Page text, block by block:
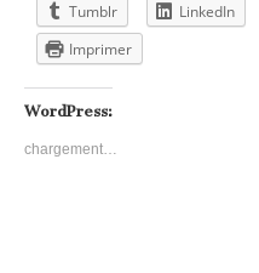
Tumblr
LinkedIn
Imprimer
WordPress:
chargement…